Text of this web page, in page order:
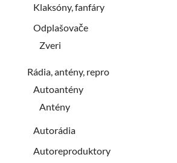
Klaksóny, fanfáry
Odplašovače
Zveri
Rádia, antény, repro
Autoantény
Antény
Autorádia
Autoreproduktory